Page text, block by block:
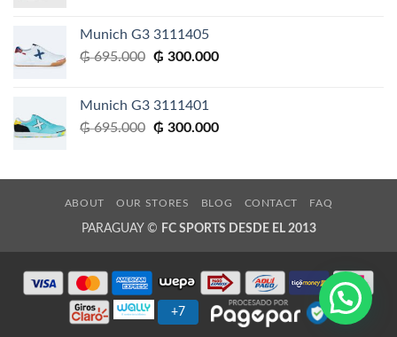
era:
₲ 695.000.₲ 300.000.
Munich G3 3111405
₲695.000 El
era:
₲ 695.000.
₲ 300.000El
₲ 300.000.
Munich G3 3111401
₲695.000 El
era:
₲ 695.000.
₲ 300.000El
es:
₲ 300.000.
ABOUT OUR STORES BLOG CONTACT FAQ
PARAGUAY © FC SPORTS DESDE EL 2013